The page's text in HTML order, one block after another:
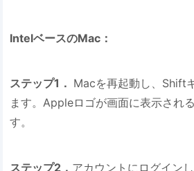
IntelベースのMac：
ステップ1． Macを再起動し、Shift
ます。Appleロゴが画面に表示され
す。
ステップ2． アカウントにログイン